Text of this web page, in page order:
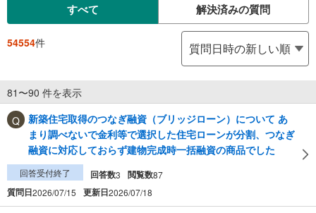
すべて 解決済みの質問
54554件
81〜90 件を表示
新築住宅取得のつなぎ融資（ブリッジローン）について あ
まり調べないで金利等で選択した住宅ローンが分割、つなぎ
融資に対応しておらず建物完成時一括融資の商品でした
回答受付終了 回答数3 閲覧数87
質問日2026/07/15 更新日2026/07/18